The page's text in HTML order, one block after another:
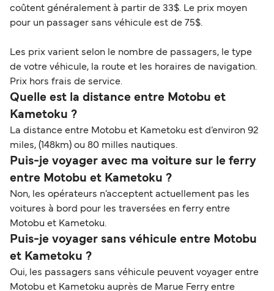
coûtent généralement à partir de 33$. Le prix moyen
pour un passager sans véhicule est de 75$.
Les prix varient selon le nombre de passagers, le type
de votre véhicule, la route et les horaires de navigation.
Prix hors frais de service.
Quelle est la distance entre Motobu et
Kametoku ?
La distance entre Motobu et Kametoku est d’environ 92
miles, (148km) ou 80 milles nautiques.
Puis-je voyager avec ma voiture sur le ferry
entre Motobu et Kametoku ?
Non, les opérateurs n’acceptent actuellement pas les
voitures à bord pour les traversées en ferry entre
Motobu et Kametoku.
Puis-je voyager sans véhicule entre Motobu
et Kametoku ?
Oui, les passagers sans véhicule peuvent voyager entre
Motobu et Kametoku auprès de Marue Ferry entre